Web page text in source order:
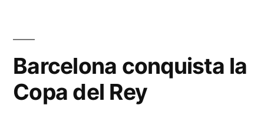
Barcelona conquista la
Copa del Rey